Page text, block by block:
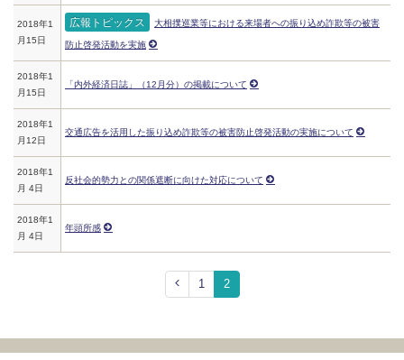
2018年1
月15日
広報トピックス 大相撲巡業等における来場者への振り込め詐欺等の被害
防止啓発活動を実施
2018年1
月15日
「内外経済日誌」（12月分）の掲載について
2018年1
月12日
交通広告を活用した振り込め詐欺等の被害防止啓発活動の実施について
2018年1
月 4日
反社会的勢力との関係遮断に向けた対応について
2018年1
月 4日
年頭所感
1 2